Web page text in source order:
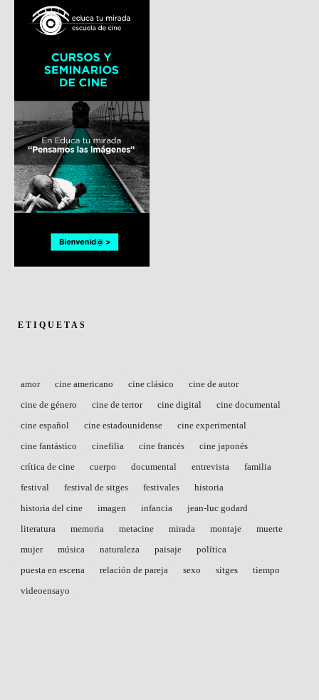
ETIQUETAS
amor cine americano cine clásico
cine de autor
cine de género
cine de terror cine digital
cine documental
cine español
cine estadounidense
cine experimental
cine fantástico
cinefilia cine francés
cine japonés
crítica de cine
cuerpo documental entrevista
familia
festival
festival de sitges festivales
historia
historia del cine
imagen infancia
jean-luc godard
literatura
memoria metacine mirada montaje
muerte
mujer
música naturaleza paisaje
política
puesta en escena
relación de pareja sexo sitges
tiempo
videoensayo